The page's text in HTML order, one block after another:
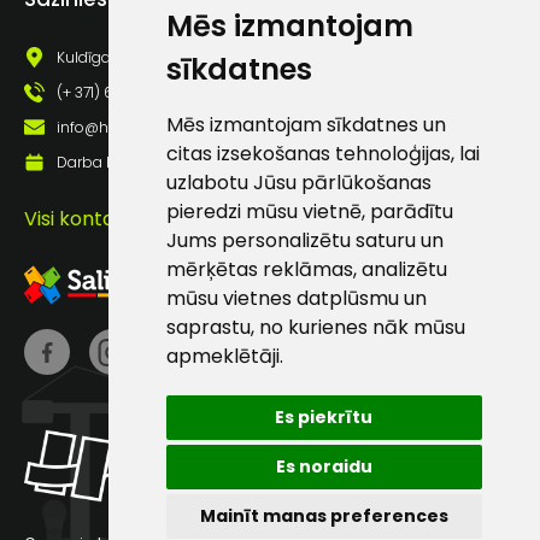
Mēs izmantojam
sīkdatnes
Mēs izmantojam sīkdatnes un
citas izsekošanas tehnoloģijas, lai
uzlabotu Jūsu pārlūkošanas
pieredzi mūsu vietnē, parādītu
Jums personalizētu saturu un
mērķētas reklāmas, analizētu
mūsu vietnes datplūsmu un
saprastu, no kurienes nāk mūsu
apmeklētāji.
Es piekrītu
Es noraidu
Mainīt manas preferences
Kuldīgas iela 69a, Saldus, Saldus nov., LV - 3801
(+ 371) 63 881 186
info@hards.lv
Darba laiks: Darbadienās: 8:00 - 17:00
Visi kontakti
pastā
Klientu
atbalsts
Darbdienās:
8:00 – 17:00
186
info@hards.lv